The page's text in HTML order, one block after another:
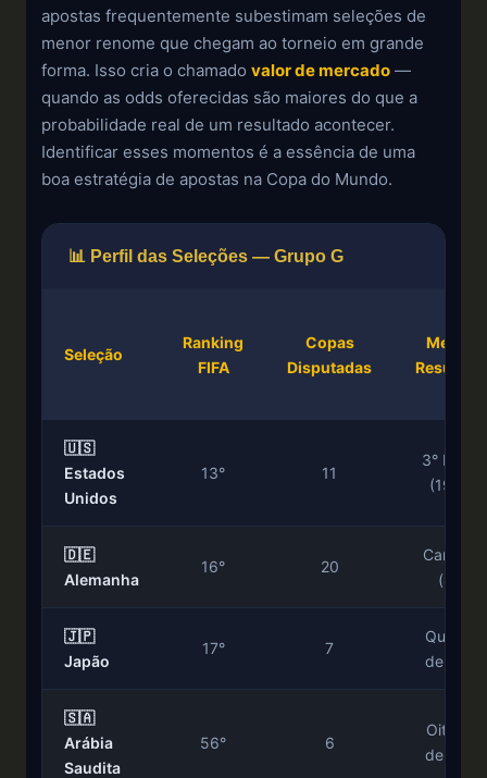
apostas frequentemente subestimam seleções de
menor renome que chegam ao torneio em grande
forma. Isso cria o chamado valor de mercado —
quando as odds oferecidas são maiores do que a
probabilidade real de um resultado acontecer.
Identificar esses momentos é a essência de uma
boa estratégia de apostas na Copa do Mundo.
📊 Perfil das Seleções — Grupo G
Seleção
Ranking
FIFA
Copas
Disputadas
Melhor
🇺🇸
Estados
Unidos
13° 11
3° Lugar
(1930)
🇩🇪
Alemanha
16° 20
Campeã
(4x)
🇯🇵
Japão
17° 7
Quartas
de Final
🇸🇦
Arábia
Saudita
56° 6
Oitavas
de Final